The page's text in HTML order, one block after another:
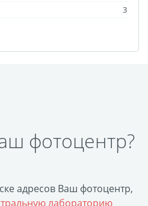
3
фотоцентр?
адресов Ваш фотоцентр,
лабораторию